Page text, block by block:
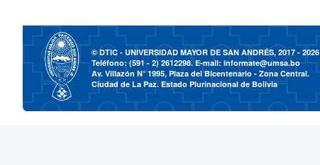
© DTIC - UNIVERSIDAD MAYOR DE SAN ANDRÉS, 2017 - 2026
Teléfono: (591 - 2) 2612298. E-mail:informate@umsa.bo
Av. Villazón N° 1995, Plaza del Bicentenario - Zona Central.
Ciudad de La Paz. Estado Plurinacional de Bolivia